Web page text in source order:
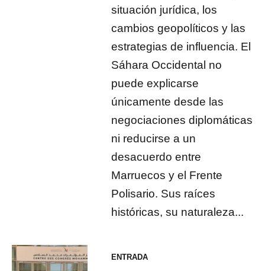
situación jurídica, los
cambios geopolíticos y las
estrategias de influencia. El
Sáhara Occidental no
puede explicarse
únicamente desde las
negociaciones diplomáticas
ni reducirse a un
desacuerdo entre
Marruecos y el Frente
Polisario. Sus raíces
históricas, su naturaleza...
ENTRADA